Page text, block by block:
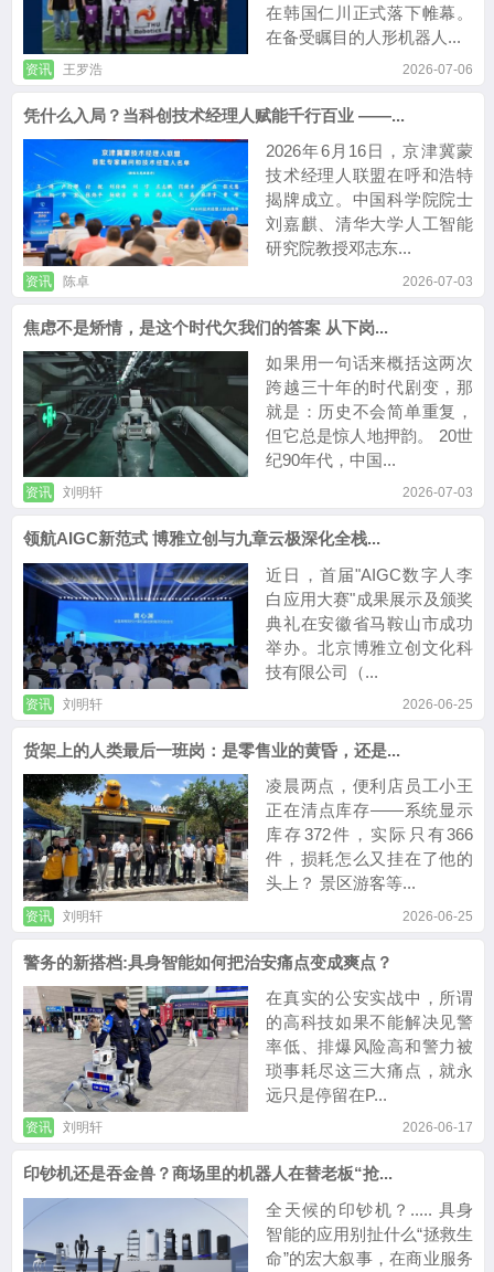
在韩国仁川正式落下帷幕。
在备受瞩目的人形机器人...
资讯 王罗浩 2026-07-06
凭什么入局？当科创技术经理人赋能千行百业 ——...
2026年6月16日，京津冀蒙
技术经理人联盟在呼和浩特
揭牌成立。中国科学院院士
刘嘉麒、清华大学人工智能
研究院教授邓志东...
资讯 陈卓 2026-07-03
焦虑不是矫情，是这个时代欠我们的答案 从下岗...
如果用一句话来概括这两次
跨越三十年的时代剧变，那
就是：历史不会简单重复，
但它总是惊人地押韵。 20世
纪90年代，中国...
资讯 刘明轩 2026-07-03
领航AIGC新范式 博雅立创与九章云极深化全栈...
近日，首届"AIGC数字人李
白应用大赛"成果展示及颁奖
典礼在安徽省马鞍山市成功
举办。北京博雅立创文化科
技有限公司（...
资讯 刘明轩 2026-06-25
货架上的人类最后一班岗：是零售业的黄昏，还是...
凌晨两点，便利店员工小王
正在清点库存——系统显示
库存372件，实际只有366
件，损耗怎么又挂在了他的
头上？ 景区游客等...
资讯 刘明轩 2026-06-25
警务的新搭档:具身智能如何把治安痛点变成爽点？
在真实的公安实战中，所谓
的高科技如果不能解决见警
率低、排爆风险高和警力被
琐事耗尽这三大痛点，就永
远只是停留在P...
资讯 刘明轩 2026-06-17
印钞机还是吞金兽？商场里的机器人在替老板“抢...
全天候的印钞机？..... 具身
智能的应用别扯什么“拯救生
命”的宏大叙事，在商业服务